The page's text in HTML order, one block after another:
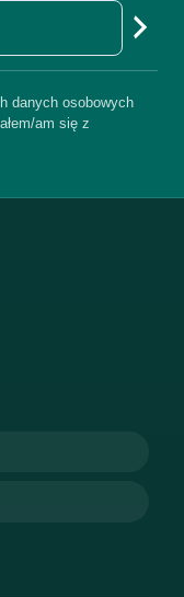
danych osobowych
am się z